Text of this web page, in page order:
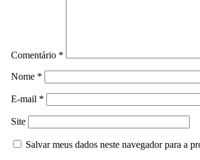
Comentário *
Nome *
E-mail *
Site
Salvar meus dados neste navegador para a